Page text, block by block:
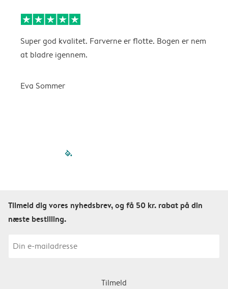
Super god kvalitet. Farverne er flotte. Bogen er nem
at bladre igennem.
Eva Sommer
filled-pagination
Tilmeld dig vores nyhedsbrev, og få 50 kr. rabat på din
næste bestilling.
Tilmeld